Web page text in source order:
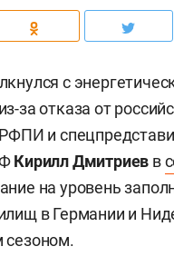
с
за отказа от
и
Кирилл Дмитриев в
на уровень
в Германии и
сезоном.